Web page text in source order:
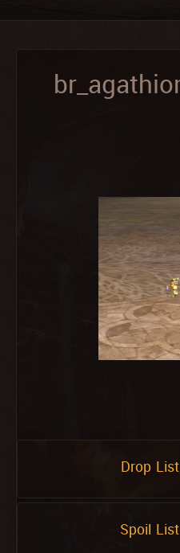
Drop
Spoil